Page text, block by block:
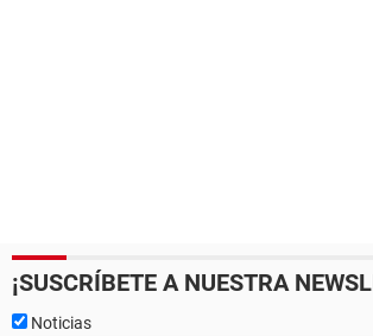
¡SUSCRÍBETE A NUESTRA
Noticias